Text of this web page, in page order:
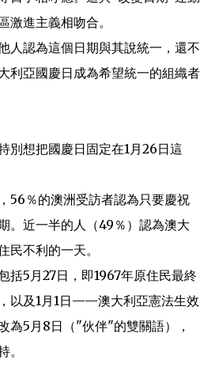
激進主義相吻合。
人認為這個日期與其說統一，還不
利亞國慶日成為希望統一的組織者
別想把國慶日固定在1月26日這
56％的澳洲受訪者認為只要慶祝
。近一半的人（49％）認為澳大
民不利的一天。
括5月27日，即1967年原住民最終
以及1月1日——澳大利亞憲法生效
為5月8日（"伙伴"的雙關語），
。